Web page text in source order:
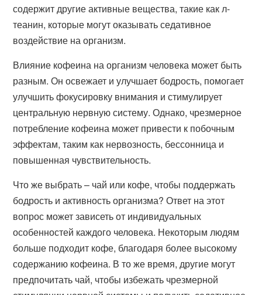
содержит другие активные вещества, такие как л-
теанин, которые могут оказывать седативное
воздействие на организм.
Влияние кофеина на организм человека может быть
разным. Он освежает и улучшает бодрость, помогает
улучшить фокусировку внимания и стимулирует
центральную нервную систему. Однако, чрезмерное
потребление кофеина может привести к побочным
эффектам, таким как нервозность, бессонница и
повышенная чувствительность.
Что же выбрать – чай или кофе, чтобы поддержать
бодрость и активность организма? Ответ на этот
вопрос может зависеть от индивидуальных
особенностей каждого человека. Некоторым людям
больше подходит кофе, благодаря более высокому
содержанию кофеина. В то же время, другие могут
предпочитать чай, чтобы избежать чрезмерной